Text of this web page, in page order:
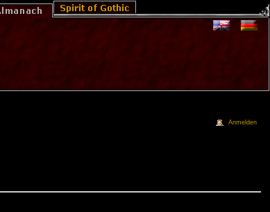
Anmelden